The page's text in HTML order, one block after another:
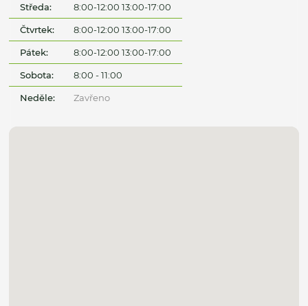
Středa: 8:00-12:00 13:00-17:00
Čtvrtek: 8:00-12:00 13:00-17:00
Pátek: 8:00-12:00 13:00-17:00
Sobota: 8:00 - 11:00
Neděle: Zavřeno